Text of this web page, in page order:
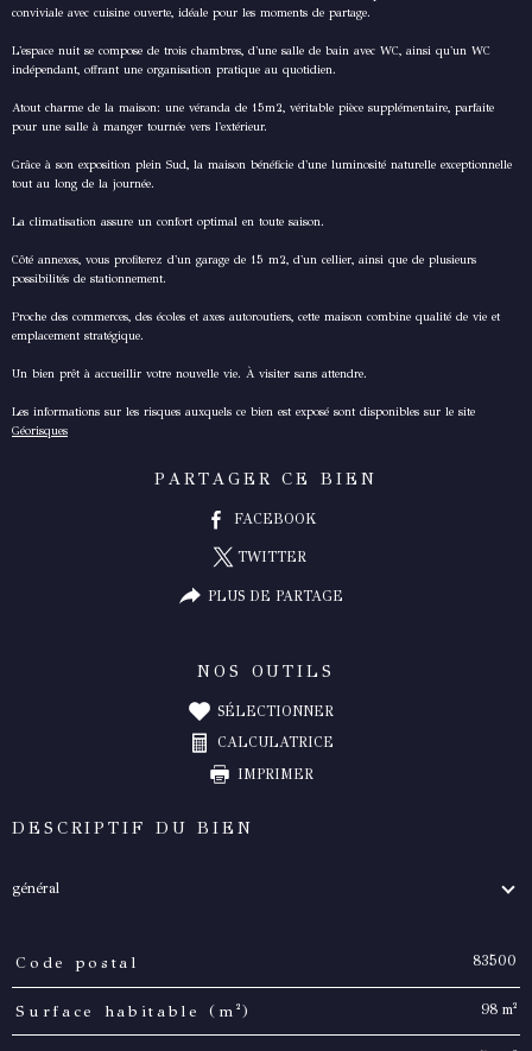
conviviale avec cuisine ouverte, idéale pour les moments de partage.
L'espace nuit se compose de trois chambres, d'une salle de bain avec WC, ainsi qu'un WC
indépendant, offrant une organisation pratique au quotidien.
Atout charme de la maison: une véranda de 15m2, véritable pièce supplémentaire, parfaite
pour une salle à manger tournée vers l'extérieur.
Grâce à son exposition plein Sud, la maison bénéficie d'une luminosité naturelle exceptionnelle
tout au long de la journée.
La climatisation assure un confort optimal en toute saison.
Côté annexes, vous profiterez d'un garage de 15 m2, d'un cellier, ainsi que de plusieurs
possibilités de stationnement.
Proche des commerces, des écoles et axes autoroutiers, cette maison combine qualité de vie et
emplacement stratégique.
Un bien prêt à accueillir votre nouvelle vie. À visiter sans attendre.
Les informations sur les risques auxquels ce bien est exposé sont disponibles sur le site
Géorisques
PARTAGER CE BIEN
FACEBOOK
TWITTER
PLUS DE PARTAGE
NOS OUTILS
SÉLECTIONNER
CALCULATRICE
IMPRIMER
DESCRIPTIF DU BIEN
général
TRAD_PAMPERO_Caracteristique
Code postal 83500
Surface habitable (m²) 98 m²